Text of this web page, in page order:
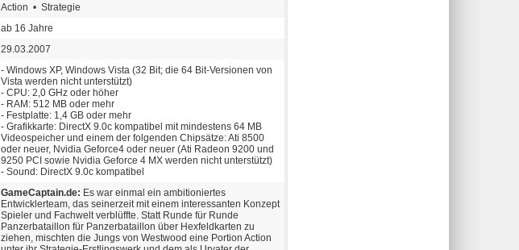
Action • Strategie
ab 16 Jahre
29.03.2007
- Windows XP, Windows Vista (32 Bit; die 64 Bit-Versionen von
Vista werden nicht unterstützt)
- CPU: 2,0 GHz oder höher
- RAM: 512 MB oder mehr
- Festplatte: 1,4 GB oder mehr
- Grafikkarte: DirectX 9.0c kompatibel mit mindestens 64 MB
Videospeicher und einem der folgenden Chipsätze: Ati 8500
oder neuer, Nvidia Geforce4 oder neuer (Ati Radeon 9200 und
9250 PCI sowie Nvidia Geforce 4 MX werden nicht unterstützt)
- Sound: DirectX 9.0c kompatibel
GameCaptain.de: Es war einmal ein ambitioniertes
Entwicklerteam, das seinerzeit mit einem interessanten Konzept
Spieler und Fachwelt verblüffte. Statt Runde für Runde
Panzerbataillon für Panzerbataillon über Hexfeldkarten zu
ziehen, mischten die Jungs von Westwood eine Portion Action